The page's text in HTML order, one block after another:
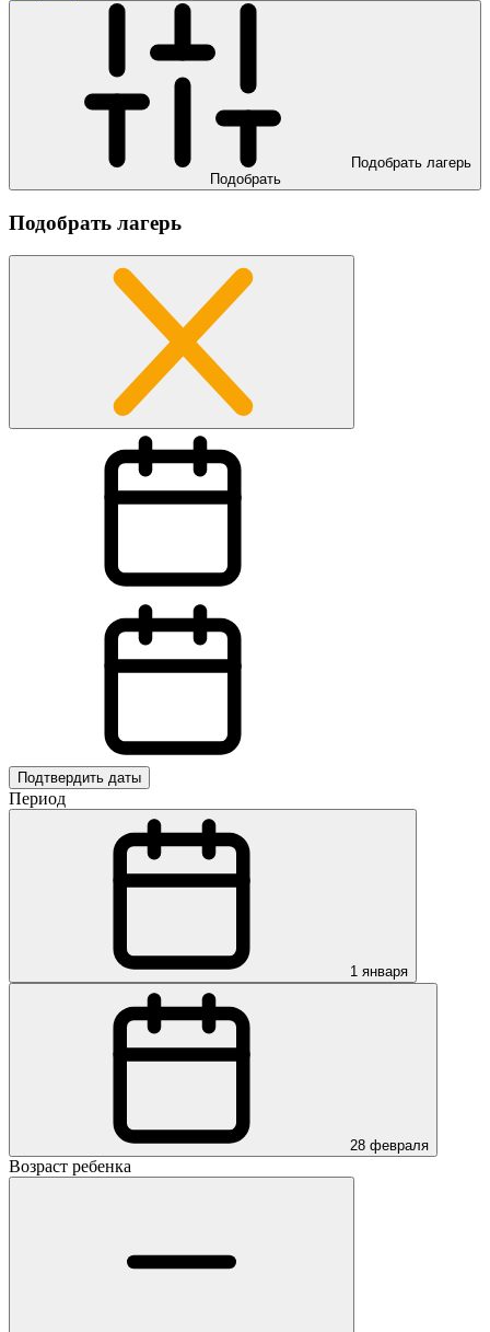
Подобрать лагерь
Подобрать
Подобрать лагерь
Подтвердить даты
Период
1 января
28 февраля
Возраст ребенка